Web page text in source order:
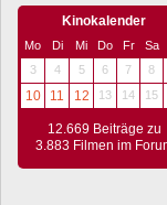
Kinokalender
Mo Di Mi Do Fr Sa
3
4 5 6 7 8
10
11 12 13 14 15
12.669 Beiträge zu
3.883 Filmen im